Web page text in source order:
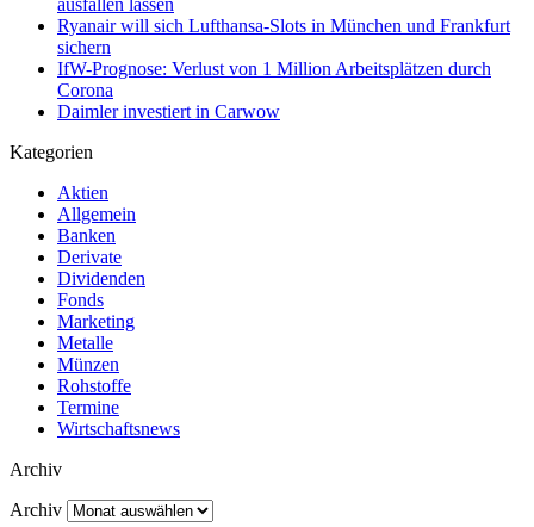
Ryanair will sich Lufthansa-Slots in München und Frankfurt
sichern
IfW-Prognose: Verlust von 1 Million Arbeitsplätzen durch
Corona
Daimler investiert in Carwow
Kategorien
Aktien
Allgemein
Banken
Derivate
Dividenden
Fonds
Marketing
Metalle
Münzen
Rohstoffe
Termine
Wirtschaftsnews
Archiv
Archiv